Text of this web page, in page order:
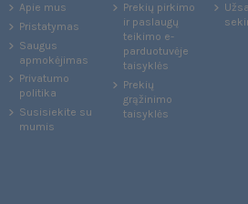
Apie mus
Pristatymas
Saugus
apmokėjimas
Privatumo
politika
Susisiekite su
mumis
Prekių pirkimo
ir paslaugų
teikimo e-
parduotuvėje
taisyklės
Prekių
grąžinimo
taisyklės